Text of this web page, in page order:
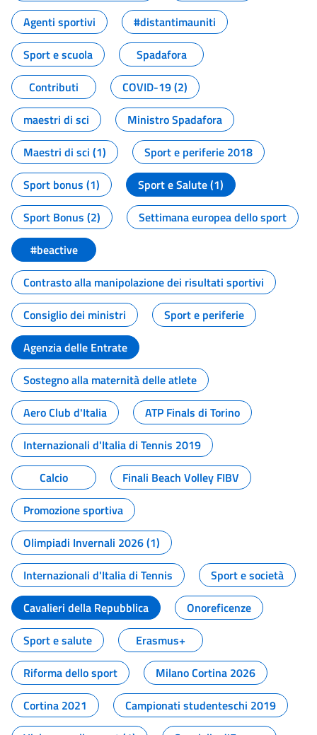
Agenti sportivi
#distantimauniti
Sport e scuola
Spadafora
Contributi
COVID-19 (2)
maestri di sci
Ministro Spadafora
Maestri di sci (1)
Sport e periferie 2018
Sport bonus (1)
Sport e Salute (1)
Sport Bonus (2)
Settimana europea dello sport
#beactive
Contrasto alla manipolazione dei risultati sportivi
Consiglio dei ministri
Sport e periferie
Agenzia delle Entrate
Sostegno alla maternità delle atlete
Aero Club d'Italia
ATP Finals di Torino
Internazionali d'Italia di Tennis 2019
Calcio
Finali Beach Volley FIBV
Promozione sportiva
Olimpiadi Invernali 2026 (1)
Internazionali d'Italia di Tennis
Sport e società
Cavalieri della Repubblica
Onoreficenze
Sport e salute
Erasmus+
Riforma dello sport
Milano Cortina 2026
Cortina 2021
Campionati studenteschi 2019